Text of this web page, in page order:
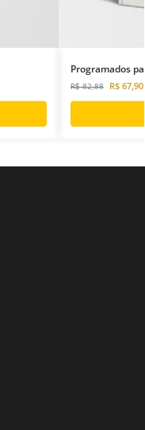
Programados
R$82,88 R$67,90